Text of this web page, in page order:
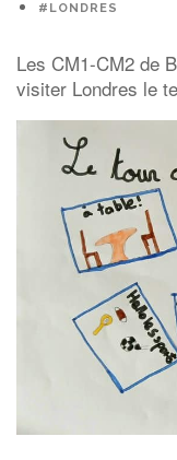
#LONDRES
Les CM1-CM2 de
visiter Londres le